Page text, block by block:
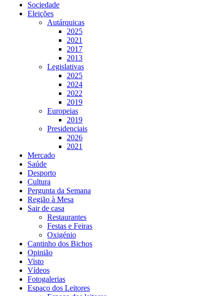
Sociedade
Eleições
Autárquicas
2025
2021
2017
2013
Legislativas
2025
2024
2022
2019
Europeias
2019
Presidenciais
2026
2021
Mercado
Saúde
Desporto
Cultura
Pergunta da Semana
Região à Mesa
Sair de casa
Restaurantes
Festas e Feiras
Oxigénio
Cantinho dos Bichos
Opinião
Visto
Vídeos
Fotogalerias
Espaço dos Leitores